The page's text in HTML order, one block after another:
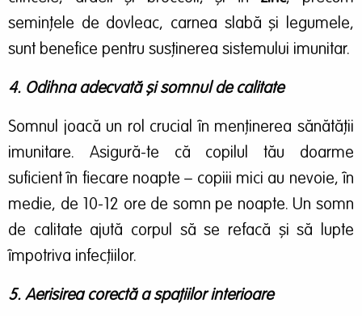
semințele de dovleac, carnea slabă și legumele,
sunt benefice pentru susținerea sistemului imunitar.
4. Odihna adecvată și somnul de calitate
Somnul joacă un rol crucial în menținerea sănătății
imunitare. Asigură-te că copilul tău doarme
suficient în fiecare noapte – copiii mici au nevoie, în
medie, de 10-12 ore de somn pe noapte. Un somn
de calitate ajută corpul să se refacă și să lupte
împotriva infecțiilor.
5. Aerisirea corectă a spațiilor interioare